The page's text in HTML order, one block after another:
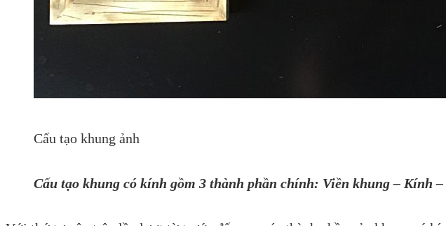
Cấu tạo khung ảnh
Cấu tạo khung có kính gồm 3 thành phần chính: Viền khung – Kính –